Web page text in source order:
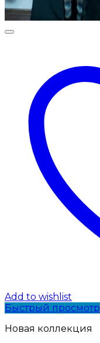
Add to wishlist
Быстрый просмотр
Новая коллекция